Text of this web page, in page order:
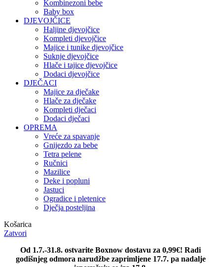
Kombinezoni bebe
Baby box
DJEVOJČICE
Haljine djevojčice
Kompleti djevojčice
Majice i tunike djevojčice
Suknje djevojčice
Hlače i tajice djevojčice
Dodaci djevojčice
DJEČACI
Majice za dječake
Hlače za dječake
Kompleti dječaci
Dodaci dječaci
OPREMA
Vreće za spavanje
Gnijezdo za bebe
Tetra pelene
Ručnici
Mazilice
Deke i popluni
Jastuci
Ogradice i pletenice
Dječja posteljina
Košarica
Zatvori
Od 1.7.-31.8. ostvarite Boxnow dostavu za 0,99€! Radi
godišnjeg odmora narudžbe zaprimljene 17.7. pa nadalje